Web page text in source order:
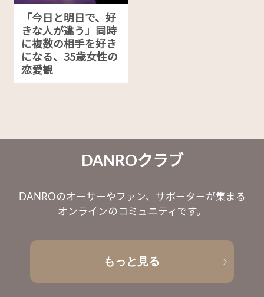
「今日と明日で、好
きな人が違う」同時
に複数の相手を好き
になる、35歳女性の
恋愛観
DANROクラブ
DANROのオーサーやファン、サポーターが集まる
オンラインのコミュニティです。
もっと見る